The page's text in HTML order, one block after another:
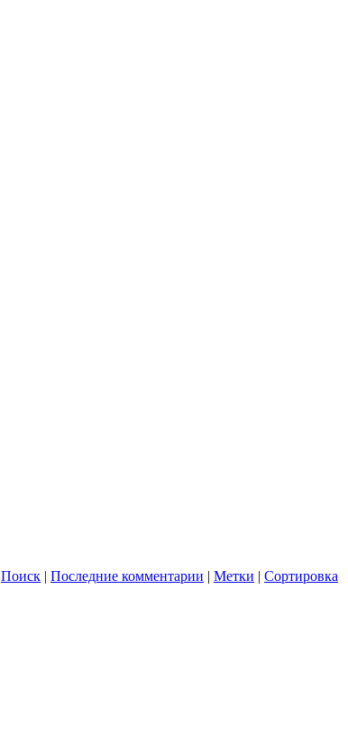
Поиск | Последние комментарии | Метки | Сортировка